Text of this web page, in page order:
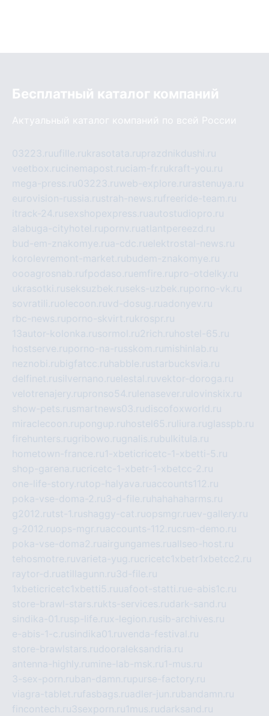
Бесплатный каталог компаний
Актуальный каталог компаний по всей России
03223.ruufille.rukrasotata.ruprazdnikdushi.ru
veetbox.rucinemapost.ruciam-fr.rukraft-you.ru
mega-press.ru03223.ruweb-explore.ru rastenuya.ru
eurovision-russia.rustrah-news.rufreeride-team.ru
itrack-24.rusexshopexpress.ruautostudiopro.ru
alabuga-cityhotel.rupornv.ruatlantpereezd.ru
bud-em-znakomye.rua-cdc.ruelektrostal-news.ru
korolevremont-market.rubudem-znakomye.ru
oooagrosnab.rufpodaso.ruemfire.rupro-otdelky.ru
ukrasotki.ruseksuzbek.ruseks-uzbek.ruporno-vk.ru
sovratili.ruolecoon.ruvd-dosug.ruadonyev.ru
rbc-news.ruporno-skvirt.rukrospr.ru
13autor-kolonka.rusormol.ru2rich.ru hostel-65.ru
hostserve.ruporno-na-russkom.ru mishinlab.ru
neznobi.rubigfatcc.ru habble.rustarbucksvia.ru
delfinet.rusilvernano.ruelestal.ruvektor-doroga.ru
velotrenajery.rupronso54.ru lenasever.ru lovinskix.ru
show-pets.rusmartnews03.rudiscofoxworld.ru
miraclecoon.rupongup.ru hostel65.ru liura.ruglasspb.ru
firehunters.rugribowo.rugnalis.rubulkitula.ru
hometown-france.ru1-xbeticricetc-1-xbetti-5.ru
shop-garena.rucricetc-1-xbetr-1-xbetcc-2.ru
one-life-story.rutop-halyava.ruaccounts112.ru
poka-vse-doma-2.ru3-d-file.ru hahahaharms.ru
g2012.rutst-1.rushaggy-cat.ruopsmgr.ruev-gallery.ru
g-2012.ruops-mgr.ruaccounts-112.rucsm-demo.ru
poka-vse-doma2.ruairgungames.ruallseo-host.ru
tehosmotre.ruvarieta-yug.rucricetc1xbetr1xbetcc2.ru
raytor-d.ruatillagunn.ru3d-file.ru
1xbeticricetc1xbetti5.ruuafoot-statti.rue-abis1c.ru
store-brawl-stars.rukts-services.rudark-sand.ru
sindika-01.rusp-life.rux-legion.rusib-archives.ru
e-abis-1-c.rusindika01.ruvenda-festival.ru
store-brawlstars.rudooraleksandria.ru
antenna-highly.ru mine-lab-msk.ru1-mus.ru
3-sex-porn.ruban-damn.rupurse-factory.ru
viagra-tablet.rufasbags.ruadler-jun.rubandamn.ru
fincontech.ru3sexporn.ru1mus.rudarksand.ru